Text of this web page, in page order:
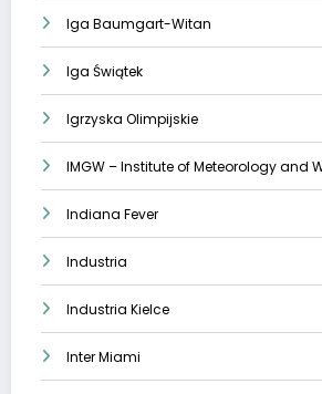
Iga Baumgart-Witan
Iga Świątek
Igrzyska Olimpijskie
IMGW – Institute of Meteorology and
Indiana Fever
Industria
Industria Kielce
Inter Miami